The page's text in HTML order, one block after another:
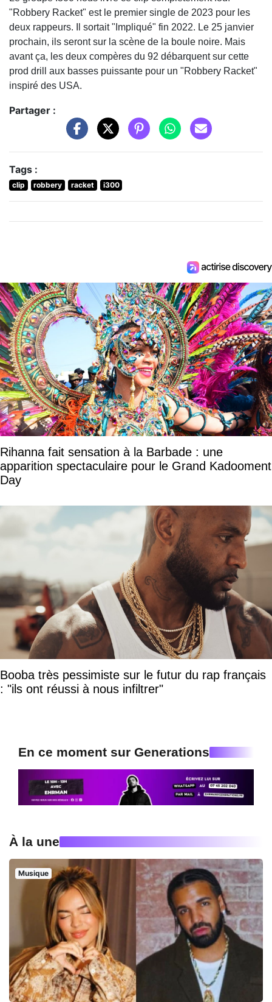
"Robbery Racket" est le premier single de 2023 pour les
deux rappeurs. Il sortait "Impliqué" fin 2022. Le 25 janvier
prochain, ils seront sur la scène de la boule noire. Mais
avant ça, les deux compères du 92 débarquent sur cette
prod drill aux basses puissante pour un "Robbery Racket"
inspiré des USA.
Partager :
Tags :
clip robbery racket i300
Rihanna fait sensation à la Barbade : une
apparition spectaculaire pour le Grand Kadooment
Day
Booba très pessimiste sur le futur du rap français
: "ils ont réussi à nous infiltrer"
En ce moment sur Generations
À la une
Musique